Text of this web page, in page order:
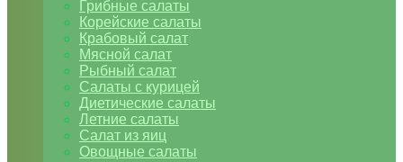
Грибные салаты
Корейские салаты
Крабовый салат
Мясной салат
Рыбный салат
Салаты с курицей
Диетические салаты
Летние салаты
Салат из яиц
Овощные салаты